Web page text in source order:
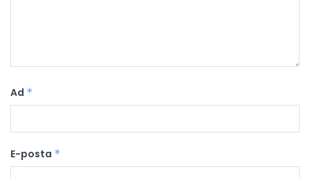
Ad *
E-posta *